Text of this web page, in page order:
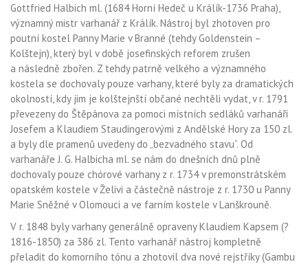
Gottfried Halbich ml. (1684 Horní Hedeč u Králík-1736 Praha),
významný mistr varhanář z Králík. Nástroj byl zhotoven pro
poutní kostel Panny Marie v Branné (tehdy Goldenstein –
Kolštejn), který byl v době josefinských reforem zrušen
a následně zbořen. Z tehdy patrně velkého a významného
kostela se dochovaly pouze varhany, které byly za dramatických
okolností, kdy jim je kolštejnští občané nechtěli vydat, v r. 1791
převezeny do Štěpánova za pomoci místních sedláků varhanáři
Josefem a Klaudiem Staudingerovými z Andělské Hory za 150 zl.
a byly dle pramenů uvedeny do „bezvadného stavu“. Od
varhanáře J. G. Halbicha ml. se nám do dnešních dnů plně
dochovaly pouze chórové varhany z r. 1734 v premonstrátském
opatském kostele v Želivi a částečně nástroje z r. 1730 u Panny
Marie Sněžné v Olomouci a ve farním kostele v Lanškrouně.
V r. 1848 byly varhany generálně opraveny Klaudiem Kapsem (?
1816-1850) za 386 zl. Tento varhanář nástroj kompletně
přeladit do komorního tónu a zhotovil dva nové rejstříky (Gambu